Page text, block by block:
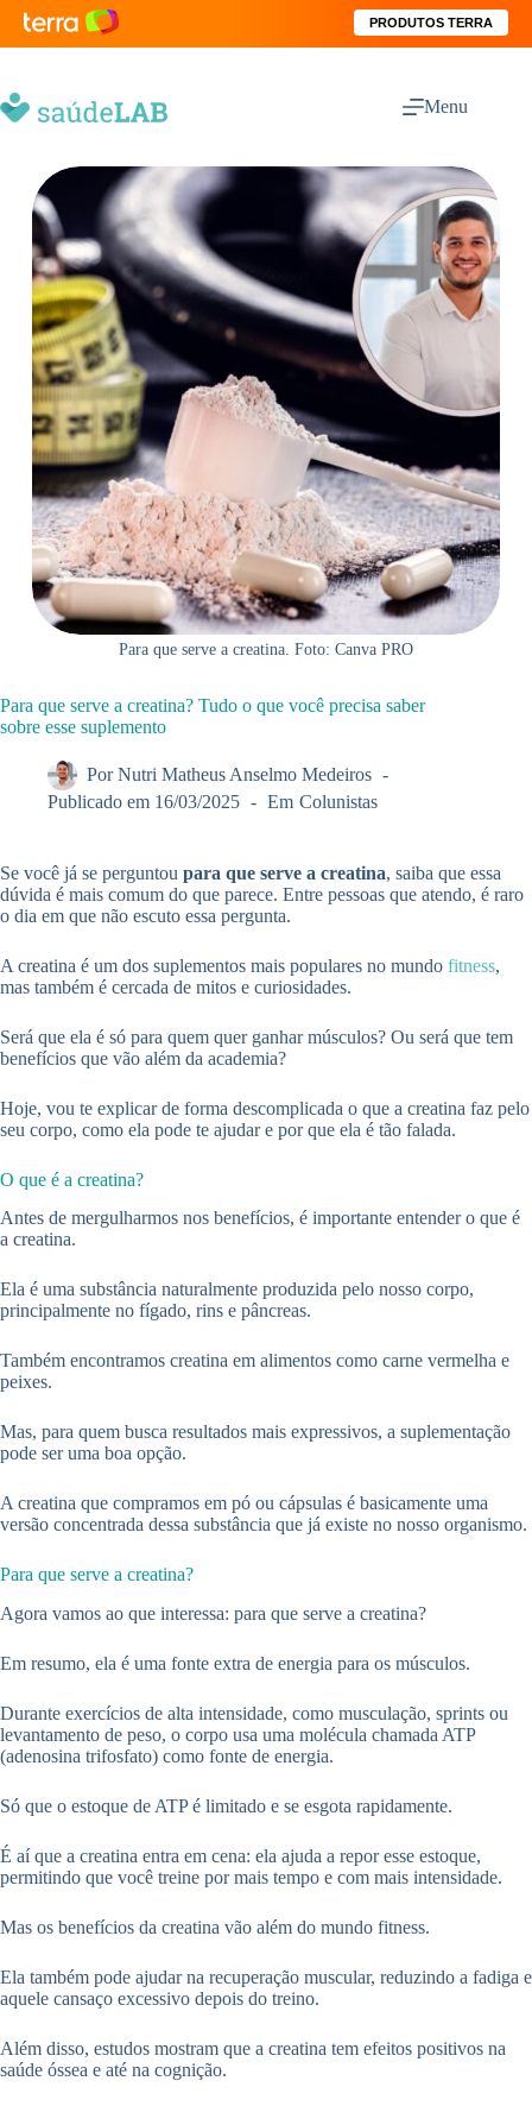
PRODUTOS TERRA
Menu
Para que serve a creatina. Foto: Canva PRO
Para que serve a creatina? Tudo o que você precisa saber
sobre esse suplemento
Por Nutri Matheus Anselmo Medeiros
Publicado em 16/03/2025 Em Colunistas
Se você já se perguntou para que serve a creatina, saiba que essa
dúvida é mais comum do que parece. Entre pessoas que atendo, é raro
o dia em que não escuto essa pergunta.
A creatina é um dos suplementos mais populares no mundo fitness,
mas também é cercada de mitos e curiosidades.
Será que ela é só para quem quer ganhar músculos? Ou será que tem
benefícios que vão além da academia?
Hoje, vou te explicar de forma descomplicada o que a creatina faz pelo
seu corpo, como ela pode te ajudar e por que ela é tão falada.
O que é a creatina?
Antes de mergulharmos nos benefícios, é importante entender o que é
a creatina.
Ela é uma substância naturalmente produzida pelo nosso corpo,
principalmente no fígado, rins e pâncreas.
Também encontramos creatina em alimentos como carne vermelha e
peixes.
Mas, para quem busca resultados mais expressivos, a suplementação
pode ser uma boa opção.
A creatina que compramos em pó ou cápsulas é basicamente uma
versão concentrada dessa substância que já existe no nosso organismo.
Para que serve a creatina?
Agora vamos ao que interessa: para que serve a creatina?
Em resumo, ela é uma fonte extra de energia para os músculos.
Durante exercícios de alta intensidade, como musculação, sprints ou
levantamento de peso, o corpo usa uma molécula chamada ATP
(adenosina trifosfato) como fonte de energia.
Só que o estoque de ATP é limitado e se esgota rapidamente.
É aí que a creatina entra em cena: ela ajuda a repor esse estoque,
permitindo que você treine por mais tempo e com mais intensidade.
Mas os benefícios da creatina vão além do mundo fitness.
Ela também pode ajudar na recuperação muscular, reduzindo a fadiga e
aquele cansaço excessivo depois do treino.
Além disso, estudos mostram que a creatina tem efeitos positivos na
saúde óssea e até na cognição.